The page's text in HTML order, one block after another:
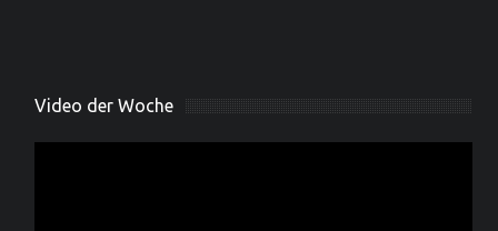
Video der Woche